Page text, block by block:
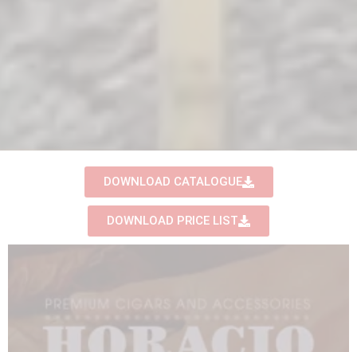
DOWNLOAD CATALOGUE
DOWNLOAD PRICE LIST